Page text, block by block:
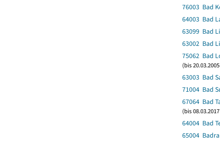
76003 Bad
64003 Bad
63099 Bad
63002 Bad
75062 Bad
(bis
63003 Bad
71004 Bad
67064 Bad
(bis
64004 Bad
65004 Badra